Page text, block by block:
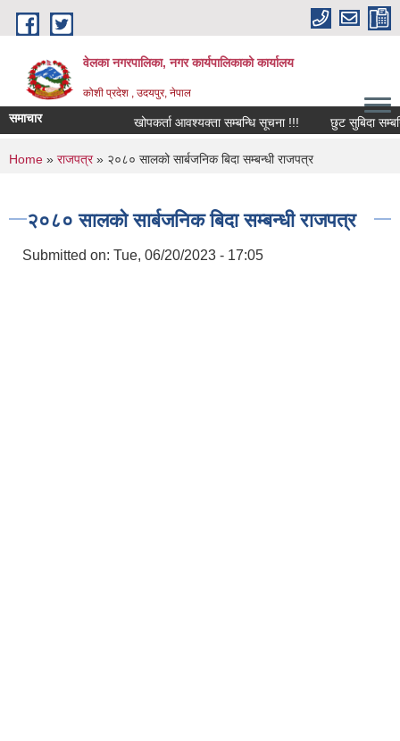
Skip to main content
वेलका नगरपालिका, नगर कार्यपालिकाको कार्यालय
कोशी प्रदेश , उदयपुर, नेपाल
समाचार खोपकर्ता आवश्यक्ता सम्बन्धि सूचना !!! छुट सुबिदा सम्बन्धि
You are here
Home » राजपत्र» २०८० सालको सार्बजनिक बिदा सम्बन्धी राजपत्र
२०८० सालको सार्बजनिक बिदा सम्बन्धी राजपत्र
Submitted on: Tue, 06/20/2023 - 17:05